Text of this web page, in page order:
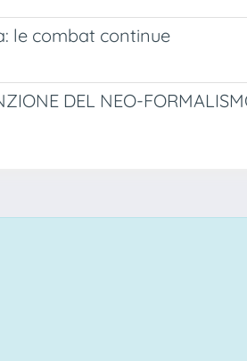
le combat continue
DEL NEO-